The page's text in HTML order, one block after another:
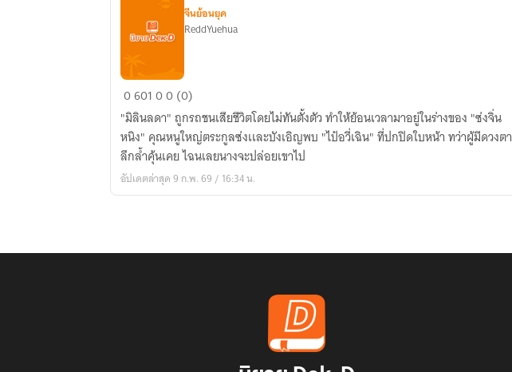
ย้อน
เวลา
มา
พลิก
ชะตา
องค์
จีนย้อนยุค
ReddYuehua
060100 (0)
"มิลินลดา" ถูกรถชนเสียชีวิตโดยไม่ทันตั้งตัว ทำให้ย้อนเวลามาอยู่ในร่างของ "ซ่งจิ่น
หนิง" คุณหนูใหญ่ตระกูลซ่งเเละบังเอิญพบ "ไป๋อวี่เฉิน" ที่ปกปิดใบหน้า ทว่าผู้มีดวงตา
ลึกล้ำคุ้นเคย ไฉนเลยนางจะปล่อยเขาไป
อัปเดตล่าสุด 9 ก.พ. 69 / 16:34 น.